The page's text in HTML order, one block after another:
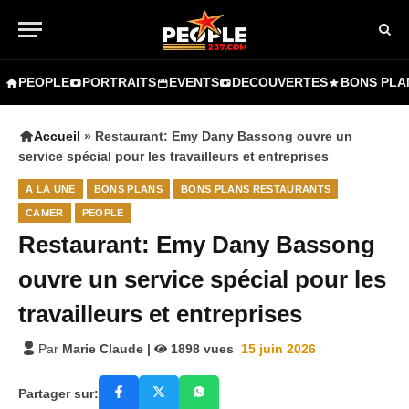
PEOPLE PORTRAITS EVENTS DECOUVERTES BONS
Accueil » Restaurant: Emy Dany Bassong ouvre un
service spécial pour les travailleurs et entreprises
A LA UNE BONS PLANS BONS PLANS RESTAURANTS
CAMER PEOPLE
Restaurant: Emy Dany Bassong
ouvre un service spécial pour les
travailleurs et entreprises
Par Marie Claude | 1898 vues 15 juin 2026
Partager sur: